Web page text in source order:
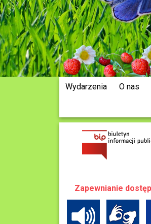
Wydarzenia O nas
Zapewnianie